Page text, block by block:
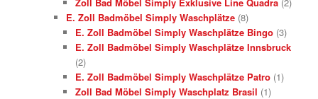
E. Zoll Badmöbel Simply Waschplätze (8)
E. Zoll Badmöbel Simply Waschplätze Bingo (3)
E. Zoll Badmöbel Simply Waschplätze Innsbruck
(2)
E. Zoll Badmöbel Simply Waschplätze Patro (1)
Zoll Bad Möbel Simply Waschplatz Brasil (1)